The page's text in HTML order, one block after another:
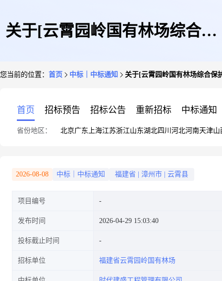
关于[云霄园岭国有林场综合保
您当前的位置： 首页 中标｜中标通知 关于[云霄园岭国有林场综合保
首页 招标预告 招标公告 重新招标 中标通知
省份地区： 北京广东 上海江苏浙江山东湖北四川 河北河南天津山
2026-08-08 中标｜中标通知 福建省 漳州市 云霄县
项目编号
发布时间 2026-04-29 15:03:40
投标截止时间
招标单位 福建省云霄园岭国有林场